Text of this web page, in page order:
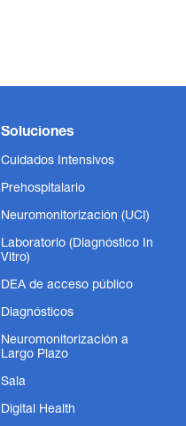
Soluciones
Cuidados Intensivos
Prehospitalario
Neuromonitorización (UCI)
Laboratorio (Diagnóstico In
Vitro)
DEA de acceso público
Diagnósticos
Neuromonitorización a
Largo Plazo
Sala
Digital Health